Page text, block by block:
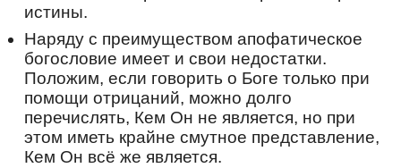
Кондак,глас 2
Возложи́х себе́ от ра́нней ю́ности, да́же из
де́тства твоего́, преподо́бне о́тче Васили́сче,
после́довал еси́ Христу́, любо́вию возгрева́яся
и моли́тву непреста́нную чрез все́ житие́ Тому́
приноси́л еси́. Те́м же Госпо́дь упоко́и и
се́рдце твое́, моли́твенника вели́ка яви́,
гре́шным непостижи́маго.
истины.
Наряду с преимуществом апофатическое
богословие имеет и свои недостатки.
Положим, если говорить о Боге только при
помощи отрицаний, можно долго
перечислять, Кем Он не является, но при
этом иметь крайне смутное представление,
Кем Он всё же является.